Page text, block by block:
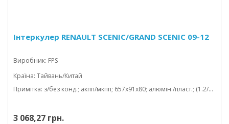
Інтеркулер RENAULT SCENIC/GRAND SCENIC 09-12
Виробник: FPS
Країна: Тайвань/Китай
Примітка: з/без конд.; акпп/мкпп; 657x91x80; алюмін./пласт.; (1.2/1.4/1.5 dci)
3 068,27 грн.